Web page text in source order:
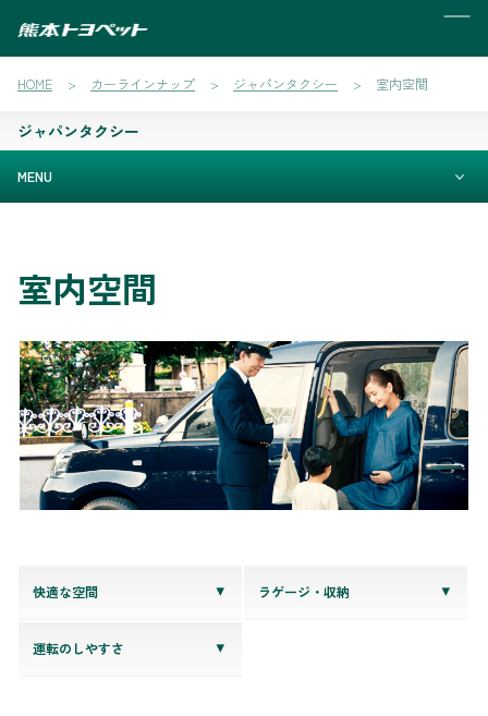
HOME カーラインナップ ジャパンタクシー 室内空間
ジャパンタクシー
MENU
室内空間
快適な空間 ラゲージ・収納
運転のしやすさ